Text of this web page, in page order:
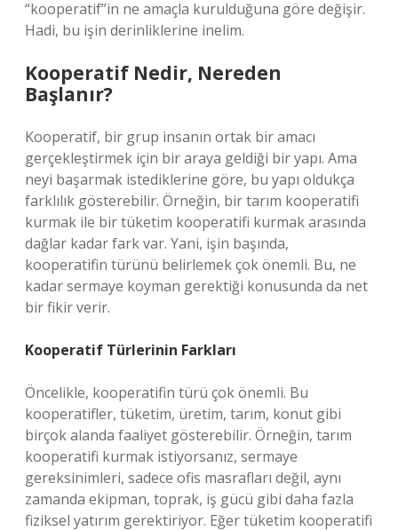
“kooperatif”in ne amaçla kurulduğuna göre değişir.
Hadi, bu işin derinliklerine inelim.
Kooperatif Nedir, Nereden
Başlanır?
Kooperatif, bir grup insanın ortak bir amacı
gerçekleştirmek için bir araya geldiği bir yapı. Ama
neyi başarmak istediklerine göre, bu yapı oldukça
farklılık gösterebilir. Örneğin, bir tarım kooperatifi
kurmak ile bir tüketim kooperatifi kurmak arasında
dağlar kadar fark var. Yani, işin başında,
kooperatifin türünü belirlemek çok önemli. Bu, ne
kadar sermaye koyman gerektiği konusunda da net
bir fikir verir.
Kooperatif Türlerinin Farkları
Öncelikle, kooperatifin türü çok önemli. Bu
kooperatifler, tüketim, üretim, tarım, konut gibi
birçok alanda faaliyet gösterebilir. Örneğin, tarım
kooperatifi kurmak istiyorsanız, sermaye
gereksinimleri, sadece ofis masrafları değil, aynı
zamanda ekipman, toprak, iş gücü gibi daha fazla
fiziksel yatırım gerektiriyor. Eğer tüketim kooperatifi